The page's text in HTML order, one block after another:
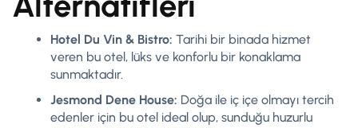
Hotel Du Vin & Bistro: Tarihi bir binada hizmet
veren bu otel, lüks ve konforlu bir konaklama
sunmaktadır.
Jesmond Dene House: Doğa ile iç içe olmayı tercih
edenler için bu otel ideal olup, sunduğu huzurlu